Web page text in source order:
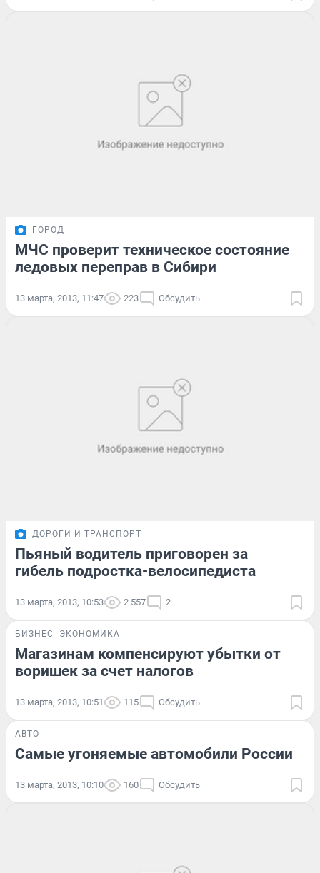
ГОРОД
МЧС проверит техническое состояние
ледовых переправ в Сибири
13 марта, 2013, 11:47 223 Обсудить
ДОРОГИ И ТРАНСПОРТ
Пьяный водитель приговорен за
гибель подростка-велосипедиста
13 марта, 2013, 10:53 2 557 2
БИЗНЕС ЭКОНОМИКА
Магазинам компенсируют убытки от
воришек за счет налогов
13 марта, 2013, 10:51 115 Обсудить
АВТО
Самые угоняемые автомобили России
13 марта, 2013, 10:10 160 Обсудить